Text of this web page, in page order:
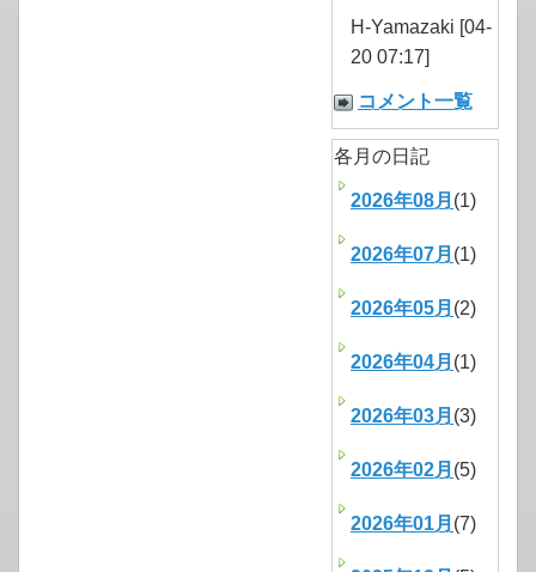
H-Yamazaki [04-
20 07:17]
コメント一覧
各月の日記
2026年08月 (1)
2026年07月 (1)
2026年05月 (2)
2026年04月 (1)
2026年03月 (3)
2026年02月 (5)
2026年01月 (7)